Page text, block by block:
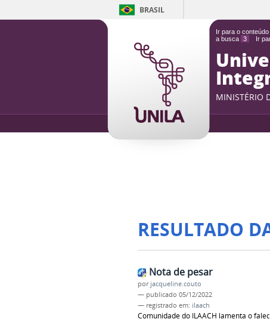
Ir para o conteúdo
a busca 3 Ir
BRASIL
MINISTÉRIO
RESULTADO
Nota de pesar
por jacqueline.couto
— publicado 05/12/2022
— registrado em: ilaach
Comunidade do ILAACH lamenta o